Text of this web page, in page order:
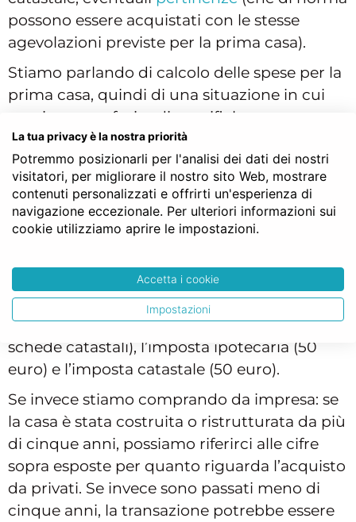
possono essere acquistati con le stesse
agevolazioni previste per la prima casa).
Stiamo parlando di calcolo delle spese per la
prima casa, quindi di una situazione in cui
possiamo usufruire di specifiche
agevolazioni.
Partiamo dall’ipotesi che stiamo
acquistando da privato: in questo caso la
transazione sarà esente IVA (quindi non la
dobbiamo versare). Dovremo invece pagare
rivalutato del 5%, il valore catastale può
essere recuperato su eventuali precedenti
rogiti sulla medesima abitazione o sulle
schede catastali), l’imposta ipotecaria (50
euro) e l’imposta catastale (50 euro).
Se invece stiamo comprando da impresa: se
la casa è stata costruita o ristrutturata da più
di cinque anni, possiamo riferirci alle cifre
sopra esposte per quanto riguarda l’acquisto
da privati. Se invece sono passati meno di
cinque anni, la transazione potrebbe essere
La tua privacy è la nostra priorità
Potremmo posizionarli per l'analisi dei dati dei nostri
visitatori, per migliorare il nostro sito Web, mostrare
contenuti personalizzati e offrirti un'esperienza di
navigazione eccezionale. Per ulteriori informazioni sui
cookie utilizziamo aprire le impostazioni.
Accetta i cookie
Impostazioni